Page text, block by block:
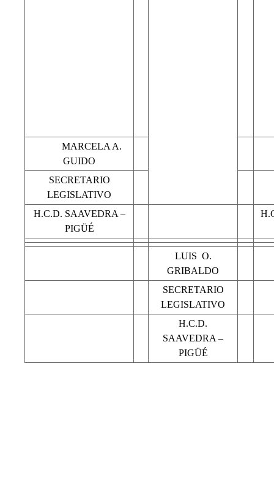
MARCELA A.
GUIDO
SECRETARIO
LEGISLATIVO
H.C.D. SAAVEDRA –
PIGÜÉ
LUIS O.
GRIBALDO
SECRETARIO
LEGISLATIVO
H.C.D.
SAAVEDRA –
PIGÜÉ